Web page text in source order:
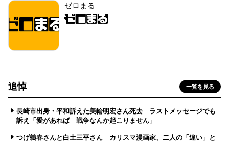
ゼロまる
追悼 一覧を見る
長崎市出身・平和訴えた美輪明宏さん死去 ラストメッセージでも
訴え「愛があれば 戦争なんか起こりません」
つげ義春さんと白土三平さん カリスマ漫画家、二人の「違い」と